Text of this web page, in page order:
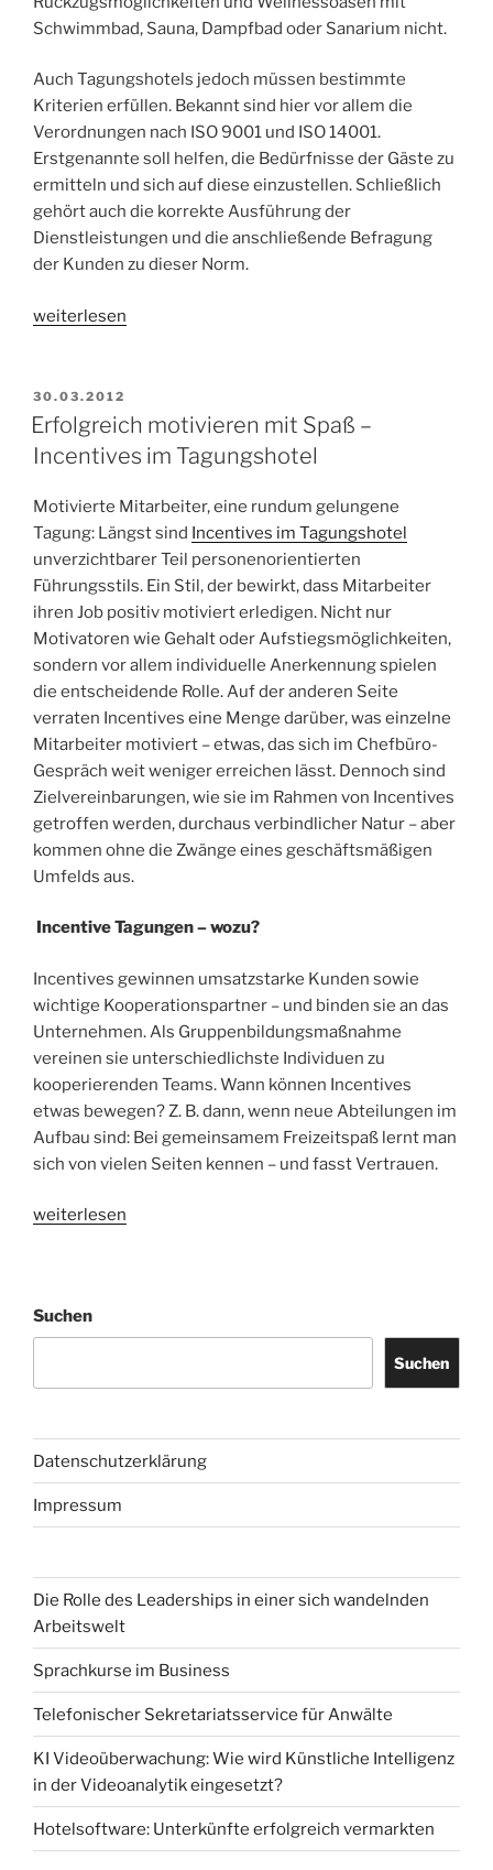
Schwimmbad, Sauna, Dampfbad oder Sanarium nicht.
Auch Tagungshotels jedoch müssen bestimmte
Kriterien erfüllen. Bekannt sind hier vor allem die
Verordnungen nach ISO 9001 und ISO 14001.
Erstgenannte soll helfen, die Bedürfnisse der Gäste zu
ermitteln und sich auf diese einzustellen. Schließlich
gehört auch die korrekte Ausführung der
Dienstleistungen und die anschließende Befragung
der Kunden zu dieser Norm.
„Seminare
in
Tagungshotels
mit
und
UM“
weiterlesen
VERÖFFENTLICHT
AM
30.03.2012
Erfolgreich motivieren mit Spaß –
Incentives im Tagungshotel
Motivierte Mitarbeiter, eine rundum gelungene
Tagung: Längst sind Incentives im Tagungshotel
unverzichtbarer Teil personenorientierten
Führungsstils. Ein Stil, der bewirkt, dass Mitarbeiter
ihren Job positiv motiviert erledigen. Nicht nur
Motivatoren wie Gehalt oder Aufstiegsmöglichkeiten,
sondern vor allem individuelle Anerkennung spielen
die entscheidende Rolle. Auf der anderen Seite
verraten Incentives eine Menge darüber, was einzelne
Mitarbeiter motiviert – etwas, das sich im Chefbüro-
Gespräch weit weniger erreichen lässt. Dennoch sind
Zielvereinbarungen, wie sie im Rahmen von Incentives
getroffen werden, durchaus verbindlicher Natur – aber
kommen ohne die Zwänge eines geschäftsmäßigen
Umfelds aus.
Incentive Tagungen – wozu?
Incentives gewinnen umsatzstarke Kunden sowie
wichtige Kooperationspartner – und binden sie an das
Unternehmen. Als Gruppenbildungsmaßnahme
vereinen sie unterschiedlichste Individuen zu
kooperierenden Teams. Wann können Incentives
etwas bewegen? Z. B. dann, wenn neue Abteilungen im
Aufbau sind: Bei gemeinsamem Freizeitspaß lernt man
sich von vielen Seiten kennen – und fasst Vertrauen.
„Erfolgreich
–
weiterlesen
Suchen
Suchen
Datenschutzerklärung
Impressum
Die Rolle des Leaderships in einer sich wandelnden
Arbeitswelt
Sprachkurse im Business
Telefonischer Sekretariatsservice für Anwälte
KI Videoüberwachung: Wie wird Künstliche Intelligenz
in der Videoanalytik eingesetzt?
Hotelsoftware: Unterkünfte erfolgreich vermarkten